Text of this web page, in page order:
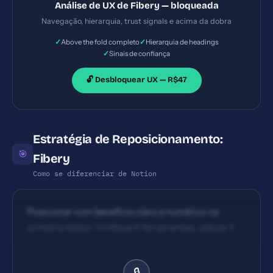
muitos elementos, o que pode exigir mais
escaneabilidade.
Análise de UX de Fibery — bloqueada
Navegação, hierarquia, trust signals e acima da dobra
✓Above the fold completo✓Hierarquia de headings
✓Sinais de confiança
🔓 Desbloquear UX — R$47
🎯
Estratégia de Reposicionamento:
Fibery
Como se diferenciar de Notion
Posicionar com benefício claro e numérico na
velocidade de decisão' + prova social de clientes